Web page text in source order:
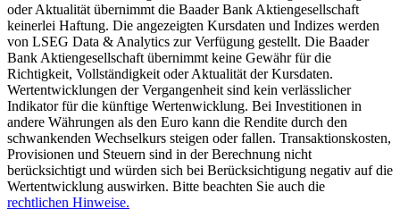
oder Aktualität übernimmt die Baader Bank Aktiengesellschaft
keinerlei Haftung. Die angezeigten Kursdaten und Indizes werden
von LSEG Data & Analytics zur Verfügung gestellt. Die Baader
Bank Aktiengesellschaft übernimmt keine Gewähr für die
Richtigkeit, Vollständigkeit oder Aktualität der Kursdaten.
Wertentwicklungen der Vergangenheit sind kein verlässlicher
Indikator für die künftige Wertenwicklung. Bei Investitionen in
andere Währungen als den Euro kann die Rendite durch den
schwankenden Wechselkurs steigen oder fallen. Transaktionskosten,
Provisionen und Steuern sind in der Berechnung nicht
berücksichtigt und würden sich bei Berücksichtigung negativ auf die
Wertentwicklung auswirken. Bitte beachten Sie auch die
rechtlichen Hinweise.